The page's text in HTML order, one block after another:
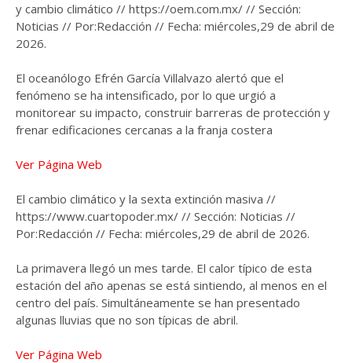
y cambio climático // https://oem.com.mx/ // Sección:
Noticias // Por:Redacción // Fecha: miércoles,29 de abril de
2026.
El oceanólogo Efrén García Villalvazo alertó que el
fenómeno se ha intensificado, por lo que urgió a
monitorear su impacto, construir barreras de protección y
frenar edificaciones cercanas a la franja costera
Ver Página Web
El cambio climático y la sexta extinción masiva //
https://www.cuartopoder.mx/ // Sección: Noticias //
Por:Redacción // Fecha: miércoles,29 de abril de 2026.
La primavera llegó un mes tarde. El calor típico de esta
estación del año apenas se está sintiendo, al menos en el
centro del país. Simultáneamente se han presentado
algunas lluvias que no son típicas de abril.
Ver Página Web